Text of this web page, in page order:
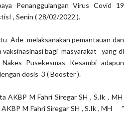
Penanggulangan Virus Covid 19
, Senin ( 28/02/2022 ).
Ade melaksanakan pemantauan dan
vaksinasinasi bagi masyarakat yang di
Pusekesmas Kesambi adapun
dosis 3 ( Booster ).
AKBP M Fahri Siregar SH , S.Ik , MH
M Fahri Siregar SH , S.Ik , MH ”